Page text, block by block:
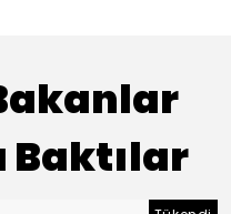
Baktılar